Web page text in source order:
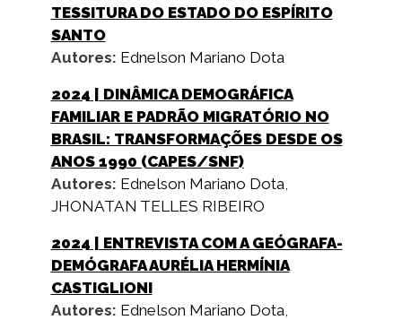
TESSITURA DO ESTADO DO ESPÍRITO
SANTO
Autores: Ednelson Mariano Dota
2024 | DINÂMICA DEMOGRÁFICA
FAMILIAR E PADRÃO MIGRATÓRIO NO
BRASIL: TRANSFORMAÇÕES DESDE OS
ANOS 1990 (CAPES/SNF)
Autores: Ednelson Mariano Dota,
JHONATAN TELLES RIBEIRO
2024 | ENTREVISTA COM A GEÓGRAFA-
DEMÓGRAFA AURÉLIA HERMÍNIA
CASTIGLIONI
Autores: Ednelson Mariano Dota,